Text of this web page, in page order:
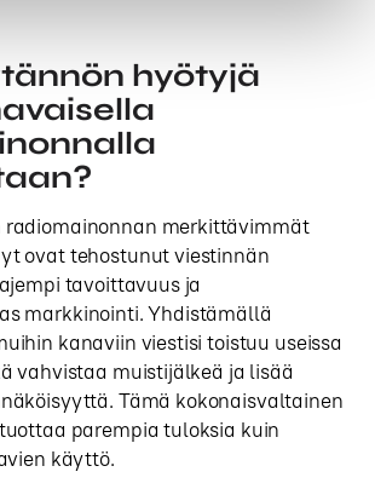
hyötyjä
radiomainonnan merkittävimmät
ovat tehostunut viestinnän
tavoittavuus ja
markkinointi. Yhdistämällä
kanaviin viestisi toistuu useissa
vahvistaa muistijälkeä ja lisää
Tämä kokonaisvaltainen
parempia tuloksia kuin
käyttö.